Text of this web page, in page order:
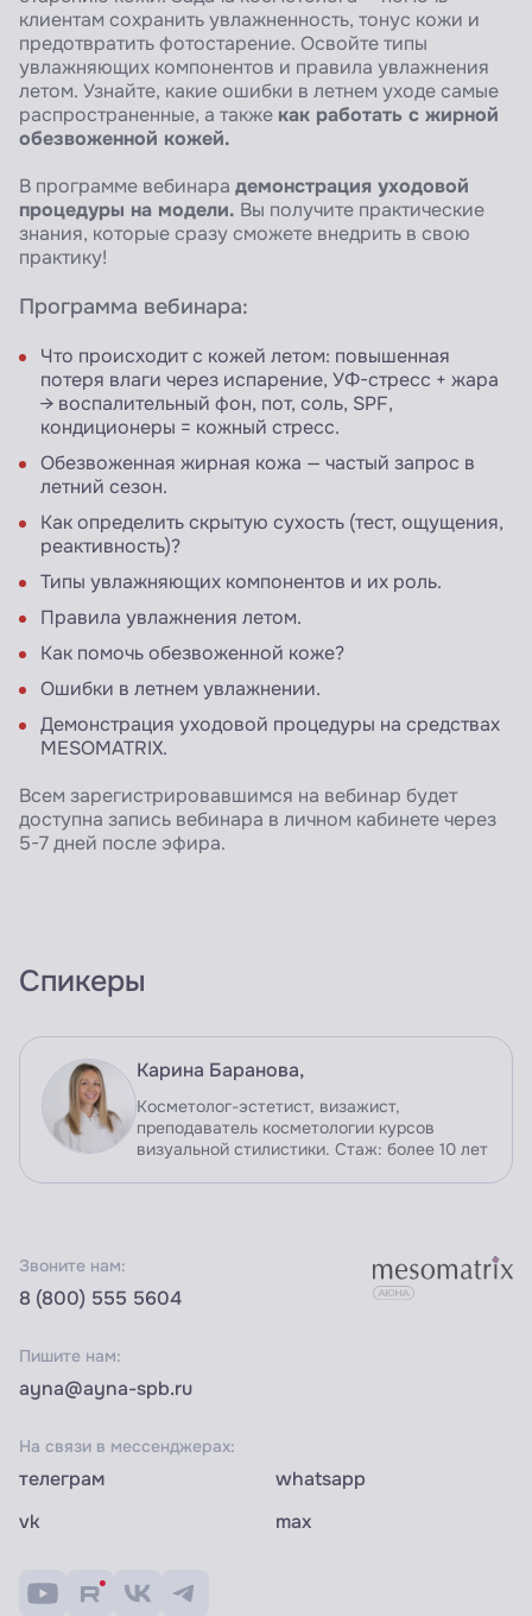
клиентам сохранить увлажненность, тонус кожи и
предотвратить фотостарение. Освойте типы
увлажняющих компонентов и правила увлажнения
летом. Узнайте, какие ошибки в летнем уходе самые
распространенные, а также как работать с жирной
обезвоженной кожей.
В программе вебинара демонстрация уходовой
процедуры на модели. Вы получите практические
знания, которые сразу сможете внедрить в свою
практику!
Программа вебинара:
Что происходит с кожей летом: повышенная
потеря влаги через испарение, УФ-стресс + жара
→ воспалительный фон, пот, соль, SPF,
кондиционеры = кожный стресс.
Обезвоженная жирная кожа — частый запрос в
летний сезон.
Как определить скрытую сухость (тест, ощущения,
реактивность)?
Типы увлажняющих компонентов и их роль.
Правила увлажнения летом.
Как помочь обезвоженной коже?
Ошибки в летнем увлажнении.
Демонстрация уходовой процедуры на средствах
MESOMATRIX.
Всем зарегистрировавшимся на вебинар будет
доступна запись вебинара в личном кабинете через
5-7 дней после эфира.
Спикеры
Карина Баранова,
Косметолог-эстетист, визажист,
преподаватель косметологии курсов
визуальной стилистики. Стаж: более 10 лет
Звоните нам:
8 (800) 555 5604
Пишите нам:
ayna@ayna-spb.ru
На связи в мессенджерах:
телеграм
whatsapp
vk
max